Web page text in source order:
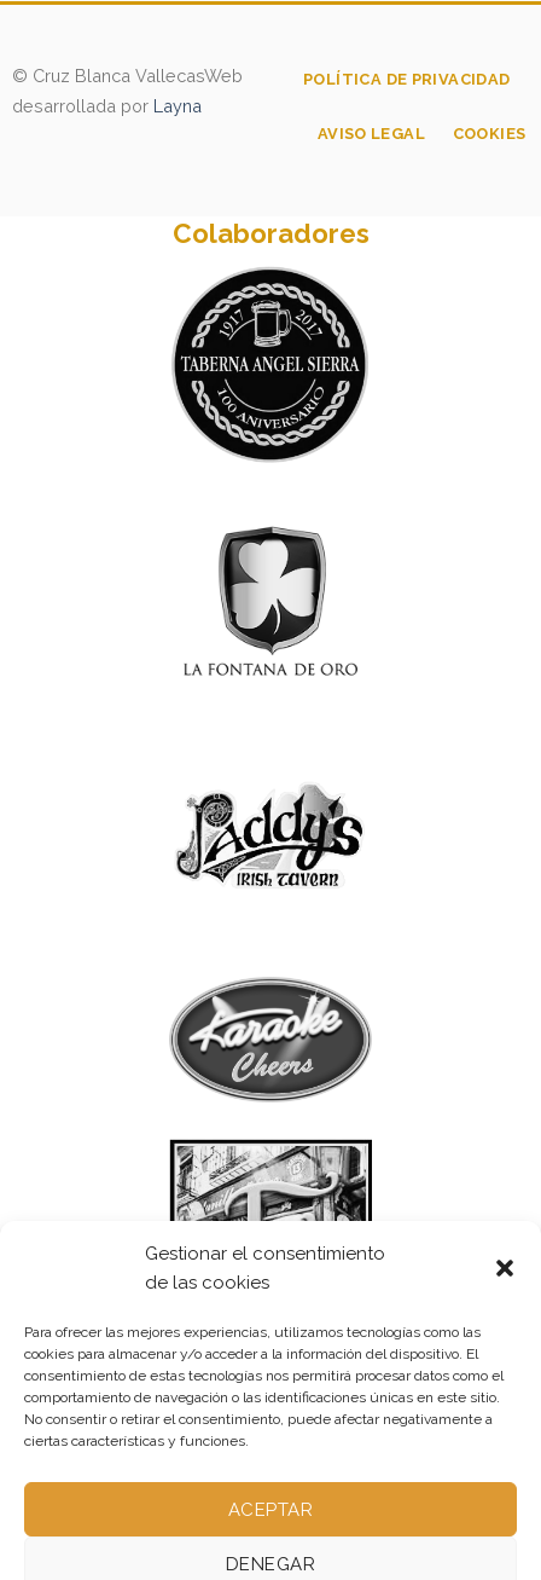
Gestionar el consentimiento
de las cookies
Para ofrecer las mejores experiencias, utilizamos tecnologías como las
cookies para almacenar y/o acceder a la información del dispositivo. El
consentimiento de estas tecnologías nos permitirá procesar datos como el
comportamiento de navegación o las identificaciones únicas en este sitio.
No consentir o retirar el consentimiento, puede afectar negativamente a
ciertas características y funciones.
ACEPTAR
DENEGAR
© Cruz Blanca VallecasWeb
desarrollada por Layna
POLÍTICA DE PRIVACIDAD
AVISO LEGAL COOKIES
Colaboradores